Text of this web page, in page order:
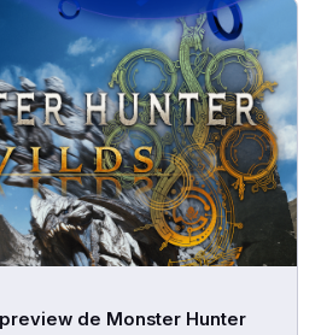
de Monster Hunter